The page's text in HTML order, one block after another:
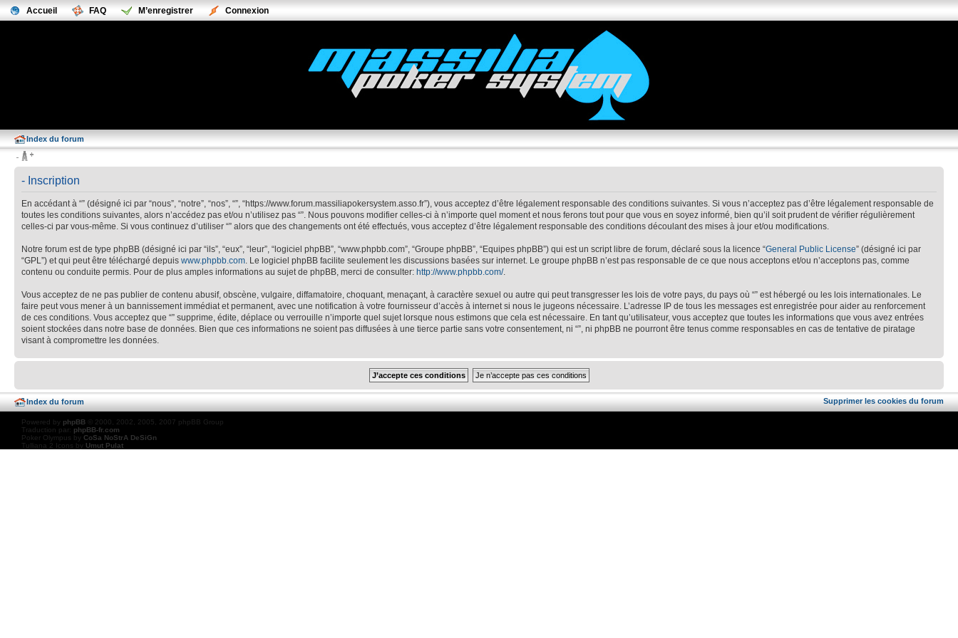
Accueil FAQ M’enregistrer Connexion
Index du forum
- Inscription
En accédant à “” (désigné ici par “nous”, “notre”, “nos”, “”, “https://www.forum.massiliapokersystem.asso.fr”), vous acceptez d’être légalement responsable des conditions suivantes. Si vous n’acceptez pas d’être légalement responsable de
toutes les conditions suivantes, alors n’accédez pas et/ou n’utilisez pas “”. Nous pouvons modifier celles-ci à n’importe quel moment et nous ferons tout pour que vous en soyez informé, bien qu’il soit prudent de vérifier régulièrement
celles-ci par vous-même. Si vous continuez d’utiliser “” alors que des changements ont été effectués, vous acceptez d’être légalement responsable des conditions découlant des mises à jour et/ou modifications.
Notre forum est de type phpBB (désigné ici par “ils”, “eux”, “leur”, “logiciel phpBB”, “www.phpbb.com”, “Groupe phpBB”, “Equipes phpBB”) qui est un script libre de forum, déclaré sous la licence “General Public License” (désigné ici par
“GPL”) et qui peut être téléchargé depuis www.phpbb.com. Le logiciel phpBB facilite seulement les discussions basées sur internet. Le groupe phpBB n’est pas responsable de ce que nous acceptons et/ou n’acceptons pas, comme
contenu ou conduite permis. Pour de plus amples informations au sujet de phpBB, merci de consulter: http://www.phpbb.com/.
Vous acceptez de ne pas publier de contenu abusif, obscène, vulgaire, diffamatoire, choquant, menaçant, à caractère sexuel ou autre qui peut transgresser les lois de votre pays, du pays où “” est hébergé ou les lois internationales. Le
faire peut vous mener à un bannissement immédiat et permanent, avec une notification à votre fournisseur d’accès à internet si nous le jugeons nécessaire. L’adresse IP de tous les messages est enregistrée pour aider au renforcement
de ces conditions. Vous acceptez que “” supprime, édite, déplace ou verrouille n’importe quel sujet lorsque nous estimons que cela est nécessaire. En tant qu’utilisateur, vous acceptez que toutes les informations que vous avez entrées
soient stockées dans notre base de données. Bien que ces informations ne soient pas diffusées à une tierce partie sans votre consentement, ni “”, ni phpBB ne pourront être tenus comme responsables en cas de tentative de piratage
visant à compromettre les données.
Index du forum Supprimer les cookies du forum
Powered by phpBB © 2000, 2002, 2005, 2007 phpBB Group
Traduction par: phpBB-fr.com
Poker Olympus by CoSa NoStrA DeSiGn
Tulliana 2 Icons by Umut Pulat